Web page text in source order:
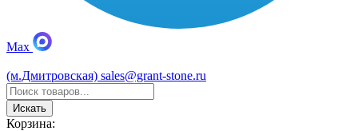
Max
(м.Дмитровская) sales@grant-stone.ru
Искать
Корзина: